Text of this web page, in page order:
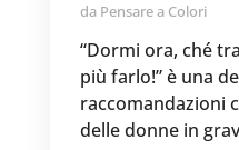
da Pensare a Colori
“Dormi ora, ché
più farlo!” è una
raccomandazioni
delle donne in